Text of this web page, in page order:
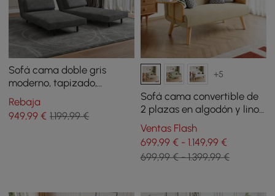
Sofá cama doble gris
moderno, tapizado,
convertible, giratorio, de
algodón y lino
Rebaja
949,99 € 1.199,99 €
+5
Sofá cama convertible de
2 plazas en algodón y lino
con bandeja giratoria -
avena
Ventas Flash
699,99 € - 1.149,99 €
699,99 € - 1.399,99 €